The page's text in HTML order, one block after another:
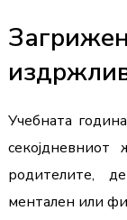
Учебната
родителите,
ментален или